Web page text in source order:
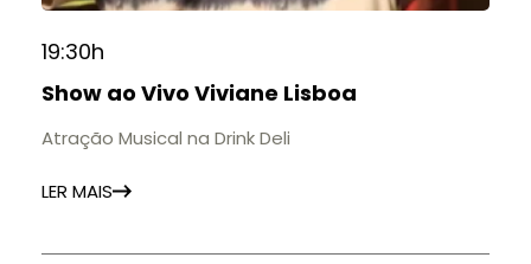
19:30h
Show ao Vivo Viviane Lisboa
Atração Musical na Drink Deli
LER MAIS